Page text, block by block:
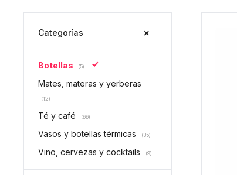
Categorías
Botellas (5)
Mates, materas y yerberas
(12)
Té y café (66)
Vasos y botellas térmicas (35)
Vino, cervezas y cocktails (9)